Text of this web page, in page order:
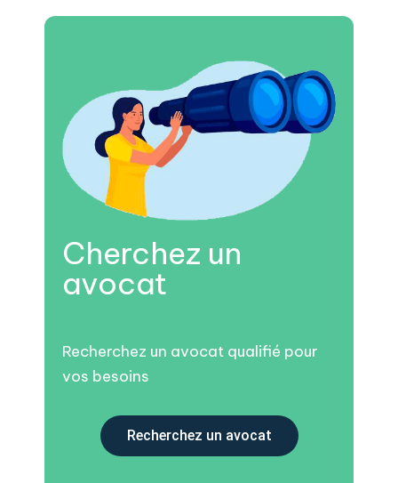
Cherchez un
avocat
Recherchez un avocat qualifié pour
vos besoins
Recherchez un avocat